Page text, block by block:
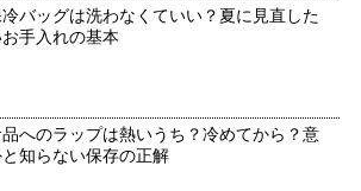
バッグは洗わなくていい？夏に見直した
お手入れの基本
へのラップは熱いうち？冷めてから？意
知らない保存の正解